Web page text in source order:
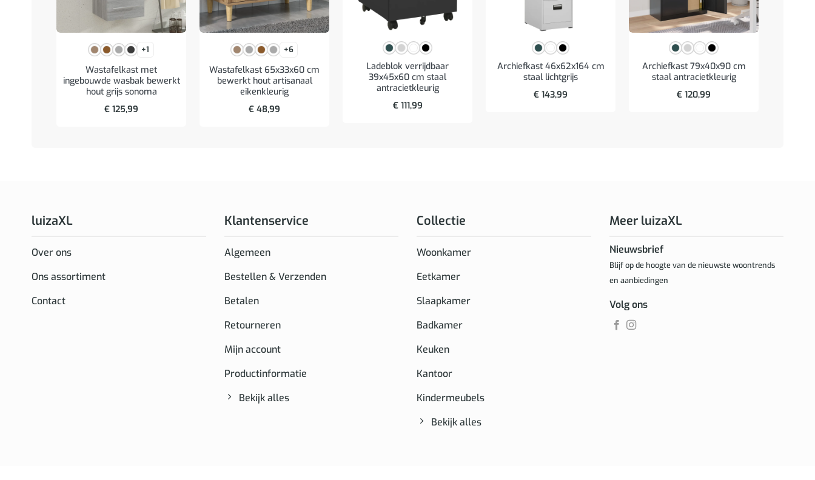
+1
Wastafelkast met
ingebouwde wasbak bewerkt
hout grijs sonoma
€ 125,99
+6
Wastafelkast 65x33x60 cm
bewerkt hout artisanaal
eikenkleurig
€ 48,99
Ladeblok verrijdbaar
39x45x60 cm staal
antracietkleurig
€111,99
Archiefkast 46x62x164 cm
staal lichtgrijs
€ 143,99
Archiefkast 79x40x90 cm
staal antracietkleurig
€ 120,99
luizaXL
Over ons
Ons assortiment
Contact
Klantenservice
Algemeen
Bestellen & Verzenden
Betalen
Retourneren
Mijn account
Productinformatie
Bekijk alles
Collectie
Woonkamer
Eetkamer
Slaapkamer
Badkamer
Keuken
Kantoor
Kindermeubels
Bekijk alles
Meer luizaXL
Nieuwsbrief
Blijf op de hoogte van de nieuwste woontrends
en aanbiedingen
Volg ons